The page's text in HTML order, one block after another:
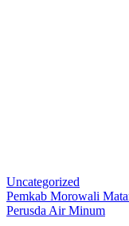
Uncategorized
Pemkab Morowali
Perusda Air Minum